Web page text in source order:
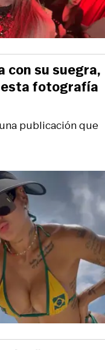
publicación que
con su suegra,
esta fotografía